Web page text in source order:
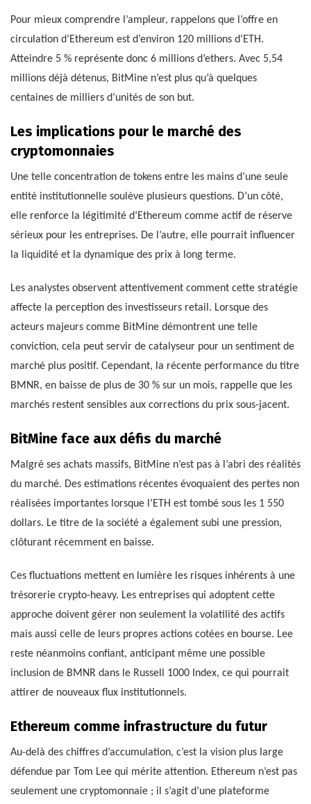
Pour mieux comprendre l’ampleur, rappelons que l’offre en
circulation d’Ethereum est d’environ 120 millions d’ETH.
Atteindre 5 % représente donc 6 millions d’ethers. Avec 5,54
millions déjà détenus, BitMine n’est plus qu’à quelques
centaines de milliers d’unités de son but.
Les implications pour le marché des
cryptomonnaies
Une telle concentration de tokens entre les mains d’une seule
entité institutionnelle soulève plusieurs questions. D’un côté,
elle renforce la légitimité d’Ethereum comme actif de réserve
sérieux pour les entreprises. De l’autre, elle pourrait influencer
la liquidité et la dynamique des prix à long terme.
Les analystes observent attentivement comment cette stratégie
affecte la perception des investisseurs retail. Lorsque des
acteurs majeurs comme BitMine démontrent une telle
conviction, cela peut servir de catalyseur pour un sentiment de
marché plus positif. Cependant, la récente performance du titre
BMNR, en baisse de plus de 30 % sur un mois, rappelle que les
marchés restent sensibles aux corrections du prix sous-jacent.
BitMine face aux défis du marché
Malgré ses achats massifs, BitMine n’est pas à l’abri des réalités
du marché. Des estimations récentes évoquaient des pertes non
réalisées importantes lorsque l’ETH est tombé sous les 1 550
dollars. Le titre de la société a également subi une pression,
clôturant récemment en baisse.
Ces fluctuations mettent en lumière les risques inhérents à une
trésorerie crypto-heavy. Les entreprises qui adoptent cette
approche doivent gérer non seulement la volatilité des actifs
mais aussi celle de leurs propres actions cotées en bourse. Lee
reste néanmoins confiant, anticipant même une possible
inclusion de BMNR dans le Russell 1000 Index, ce qui pourrait
attirer de nouveaux flux institutionnels.
Ethereum comme infrastructure du futur
Au-delà des chiffres d’accumulation, c’est la vision plus large
défendue par Tom Lee qui mérite attention. Ethereum n’est pas
seulement une cryptomonnaie ; il s’agit d’une plateforme